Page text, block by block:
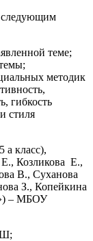
следующим
теме;
методик
гибкость
стиля
а класс),
Е., Козликова Е.,
В., Суханова
З., Копейкина
– МБОУ